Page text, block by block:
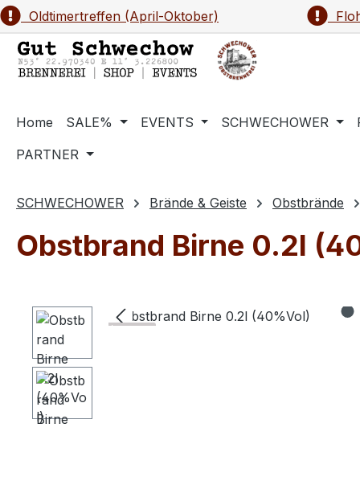
Hauptinhalt springen
Zur Suche springen
Zur Hauptnavigation springen
Oldtimertreffen (April-Oktober)
Home SALE% EVENTS SCHWECHOWER
PARTNER
SCHWECHOWER Brände & Geiste Obstbrände
Obstbrand Birne 0.2l
Bildergalerie überspringen
40 ..